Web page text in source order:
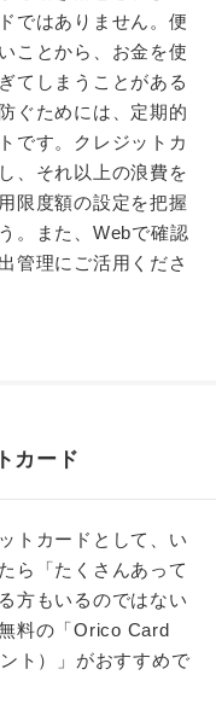
ではありません。便
ことから、お金を使
てしまうことがある
ぐためには、定期的
です。クレジットカ
、それ以上の浪費を
限度額の設定を把握
。また、Webで確認
管理にご活用くださ
カード
トカードとして、い
ら「たくさんあって
方もいるのではない
料の「Orico Card
ト）」がおすすめで